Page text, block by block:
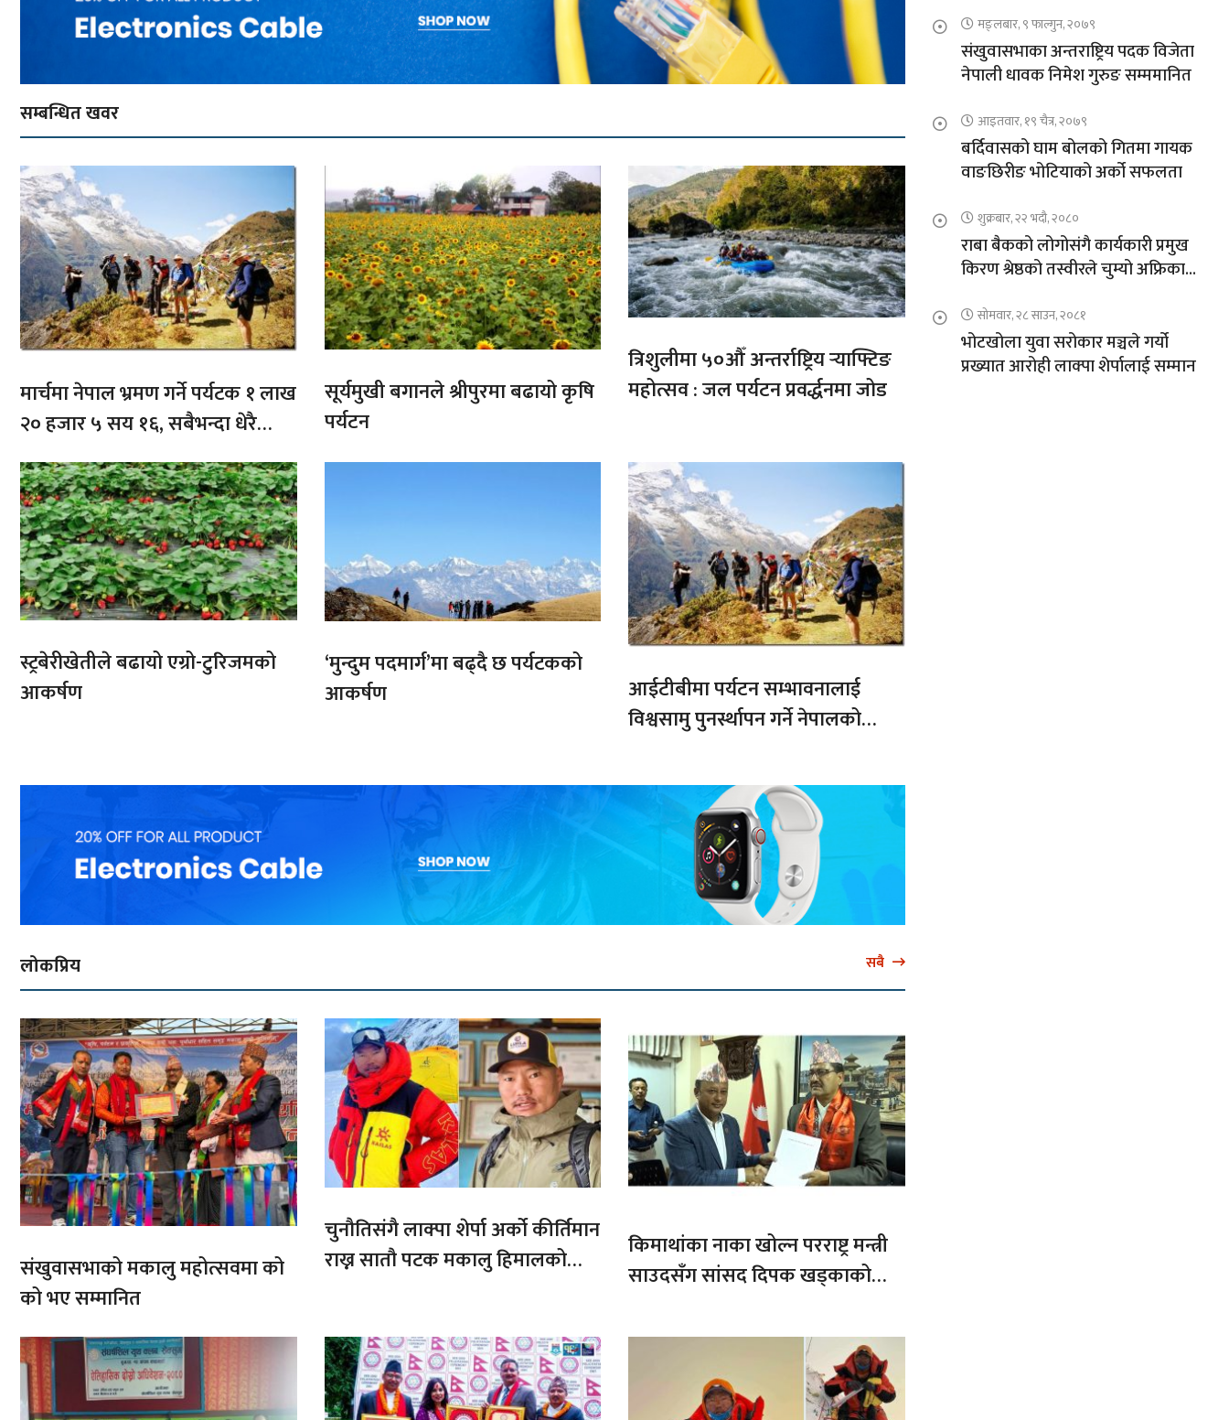
सम्बन्धित खवर
मार्चमा नेपाल भ्रमण गर्ने पर्यटक १ लाख
२० हजार ५ सय १६, सबैभन्दा धेरै
भारतबाट
सूर्यमुखी बगानले श्रीपुरमा बढायो कृषि
पर्यटन
त्रिशुलीमा ५०औँ अन्तर्राष्ट्रिय र्‍याफ्टिङ
महोत्सव : जल पर्यटन प्रवर्द्धनमा जोड
स्ट्रबेरीखेतीले बढायो एग्रो-टुरिजमको
आकर्षण
‘मुन्दुम पदमार्ग’मा बढ्दै छ पर्यटकको
आकर्षण
आईटीबीमा पर्यटन सम्भावनालाई
विश्वसामु पुनर्स्थापन गर्ने नेपालको
लोकप्रिय सबै
संखुवासभाको मकालु महोत्सवमा को
को भए सम्मानित
चुनौतिसंगै लाक्पा शेर्पा अर्को कीर्तिमान
राख्न सातौ पटक मकालु हिमालको
किमाथांका नाका खोल्न परराष्ट्र मन्त्री
साउदसँग सांसद दिपक खड्काको
मङ्लबार, ९ फाल्गुन, २०७९
संखुवासभाका अन्तराष्ट्रिय पदक विजेता
नेपाली धावक निमेश गुरुङ सम्ममानित
आइतवार, १९ चैत्र, २०७९
बर्दिवासको घाम बोलको गितमा गायक
वाङछिरीङ भोटियाको अर्को सफलता
शुक्रबार, २२ भदौ, २०८०
राबा बैकको लोगोसंगै कार्यकारी प्रमुख
किरण श्रेष्ठको तस्वीरले चुम्यो अफ्रिकाको
सोमवार, २८ साउन, २०८१
भोटखोला युवा सरोकार मञ्चले गर्यो
प्रख्यात आरोही लाक्पा शेर्पालाई सम्मान